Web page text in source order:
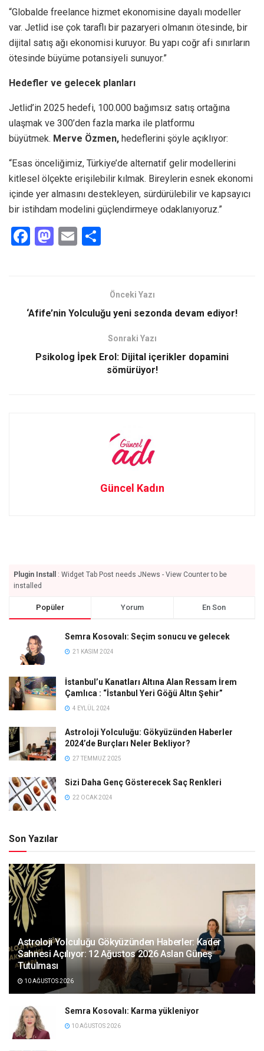
“Globalde freelance hizmet ekonomisine dayalı modeller
var. Jetlid ise çok taraflı bir pazaryeri olmanın ötesinde, bir
dijital satış ağı ekonomisi kuruyor. Bu yapı coğr afi sınırların
ötesinde büyüme potansiyeli sunuyor.”
Hedefler ve gelecek planları
Jetlid’in 2025 hedefi, 100.000 bağımsız satış ortağına
ulaşmak ve 300’den fazla marka ile platformu
büyütmek. Merve Özmen, hedeflerini şöyle açıklıyor:
“Esas önceliğimiz, Türkiye’de alternatif gelir modellerini
kitlesel ölçekte erişilebilir kılmak. Bireylerin esnek ekonomi
içinde yer almasını destekleyen, sürdürülebilir ve kapsayıcı
bir istihdam modelini güçlendirmeye odaklanıyoruz.”
F
o
k
M
d
n
E
Önceki Yazı
‘Afife’nin Yolculuğu yeni sezonda devam ediyor!
Sonraki Yazı
Psikolog İpek Erol: Dijital içerikler dopamini
sömürüyor!
Güncel Kadın
Plugin Install
: Widget Tab Post needs JNews - View Counter to be
installed
Popüler Yorum En Son
Semra Kosovalı: Seçim sonucu ve gelecek
21 KASIM 2024
İstanbul’u Kanatları Altına Alan Ressam İrem
Çamlıca : “İstanbul Yeri Göğü Altın Şehir”
4 EYLÜL 2024
Astroloji Yolculuğu: Gökyüzünden Haberler
2024’de Burçları Neler Bekliyor?
27 TEMMUZ 2025
Sizi Daha Genç Gösterecek Saç Renkleri
22 OCAK 2024
Son Yazılar
Astroloji Yolculuğu Gökyüzünden Haberler: Kader
Sahnesi Açılıyor: 12 Ağustos 2026 Aslan Güneş
Tutulması
10 AĞUSTOS 2026
Semra Kosovalı: Karma yükleniyor
10 AĞUSTOS 2026